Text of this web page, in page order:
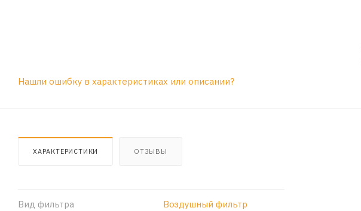
Нашли ошибку в характеристиках или описании?
ХАРАКТЕРИСТИКИ ОТЗЫВЫ
Вид фильтра Воздушный фильтр